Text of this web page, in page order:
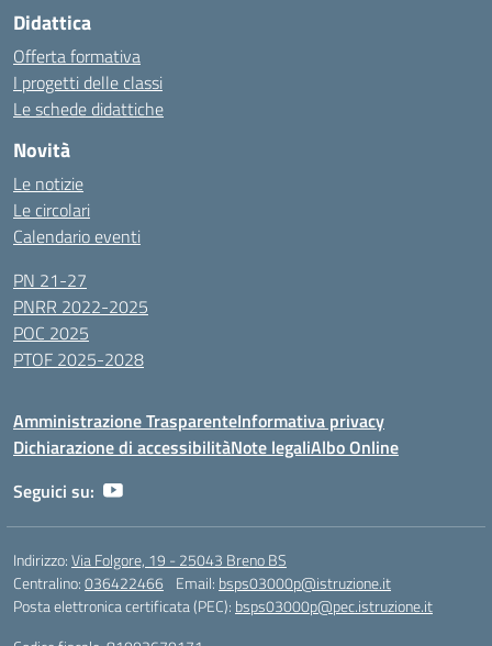
Didattica
Offerta formativa
I progetti delle classi
Le schede didattiche
Novità
Le notizie
Le circolari
Calendario eventi
PN 21-27
PNRR 2022-2025
POC 2025
PTOF 2025-2028
Amministrazione TrasparenteInformativa privacy
Dichiarazione di accessibilitàNote legaliAlbo Online
Seguici su:
Indirizzo:Via Folgore, 19 - 25043 Breno BS
Centralino:036422466 Email: bsps03000p@istruzione.it
Posta elettronica certificata (PEC): bsps03000p@pec.istruzione.it